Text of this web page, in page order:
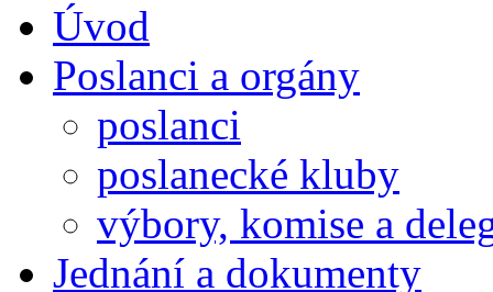
Úvod
Poslanci a orgány
poslanci
poslanecké kluby
výbory, komise a
Jednání a dokumenty